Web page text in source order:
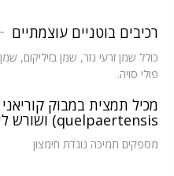
רכיבים בוטניים עוצמתיים
כולל שמן זרעי גזר, שמן בזיליקום,
פולי סויה.
quelpaertensis) ושורש ליקוריץ
מספקים תמיכה נוגדת חימצון